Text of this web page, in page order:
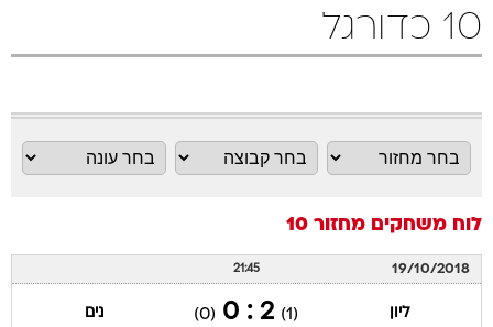
10 כדורגל
לוח משחקים מחזור 10
19/10/2018
21:45
ליון (1)
2 : 0
(0) נים